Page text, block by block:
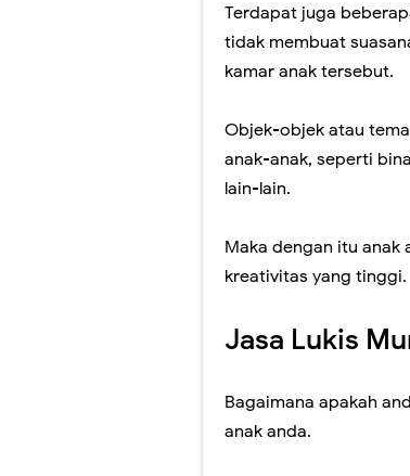
Terdapat juga
tidak membuat
kamar anak tersebut.
Objek-objek atau
anak-anak, seperti
lain-lain.
Maka dengan itu anak
kreativitas yang tinggi.
Jasa Lukis
Bagaimana apakah
anak anda.